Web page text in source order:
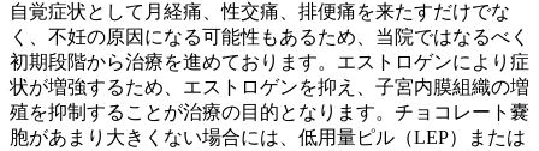
自覚症状として月経痛、性交痛、排便痛を来たすだけでな
く、不妊の原因になる可能性もあるため、当院ではなるべく
初期段階から治療を進めております。エストロゲンにより症
状が増強するため、エストロゲンを抑え、子宮内膜組織の増
殖を抑制することが治療の目的となります。チョコレート嚢
胞があまり大きくない場合には、低用量ピル（LEP）または